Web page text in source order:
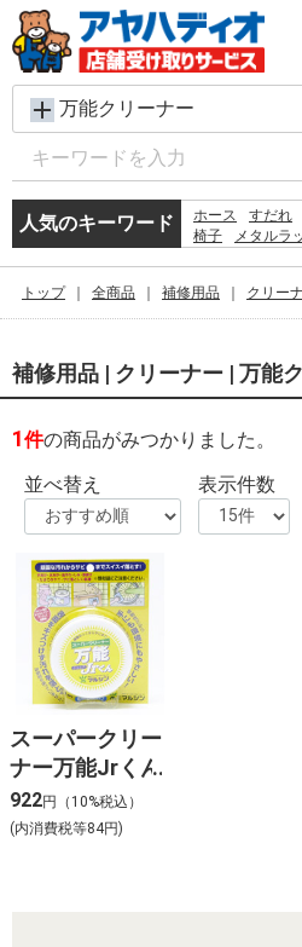
万能クリーナー
人気のキーワード ホース すだれ
椅子
メタルラ
物置
空調服
トップ 全商品 補修用品 クリー
補修用品 | クリーナー | 万能
1件の商品がみつかりました。
並べ替え
表示件数
スーパークリー
ナー万能Jrくん
922円（10%税込）
(内消費税等84円)